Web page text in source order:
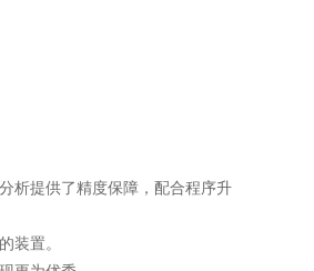
析提供了精度保障，配合程序升
装置。